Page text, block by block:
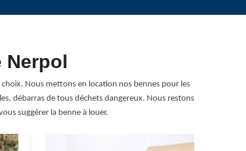
Nerpol
Nous mettons en location nos bennes pour les
débarras de tous déchets dangereux. Nous restons
suggérer la benne à louer.